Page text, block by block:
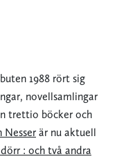
1988 rört sig
novellsamlingar
trettio böcker och
Nesser är nu aktuell
: och två andra